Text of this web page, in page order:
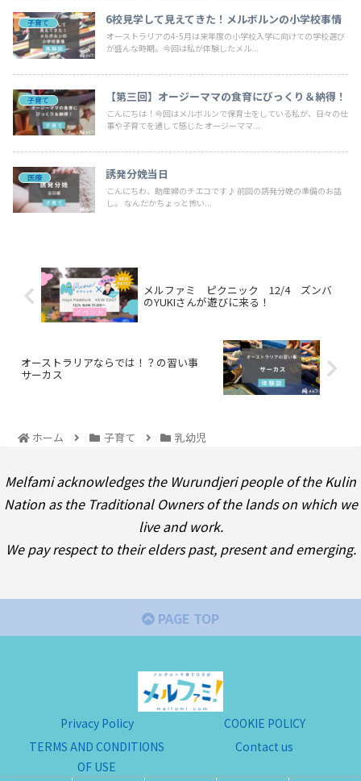
子育て 6校見学して見えてきた！メルボルンの小学校事情
オーストラリアの4-5月は来年度の小学校入学に向けての学校選び
が盛んな時期。今回は私が体験したメル...
子育て 【第三回】オージーママの食育にびっくり＆納得！
こんにちは！今回はメルボルンで保育士をしている私が、日々の仕
事や子育てを通して感じた オージーママ...
医療 誘発分娩当日
こんにちわ、助産婦のチエコです♪ 前回の誘発分娩の準備のお話
し。 なんだかちょっと怖い...
メルファミ ピクニック 12/4 ズンバ
のYUKIさんが遊びに来る！
オーストラリアならでは！？の習い事
サーカス
ホーム 子育て 乳幼児
Melfami acknowledges the Wurundjeri people of the Kulin
Nation as the Traditional Owners of the lands on which we
live and work.
We pay respect to their elders past, present and emerging.
PAGE TOP
Privacy Policy
COOKIE POLICY
TERMS AND CONDITIONS
OF USE
Contact us